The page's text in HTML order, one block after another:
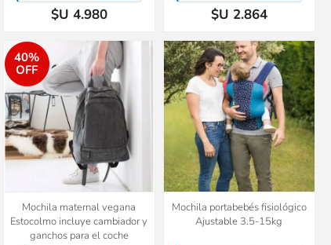
$U 4.980 $U 2.864
40%
OFF
Mochila maternal vegana
Estocolmo incluye cambiador y
ganchos para el coche
Mochila portabebés fisiológico
Ajustable 3.5-15kg